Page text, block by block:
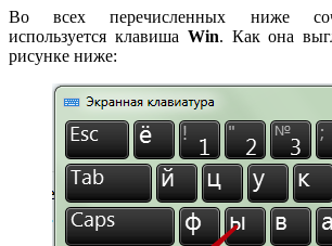
Во всех перечисленных ниже
используется клавиша Win. Как она
рисунке ниже: